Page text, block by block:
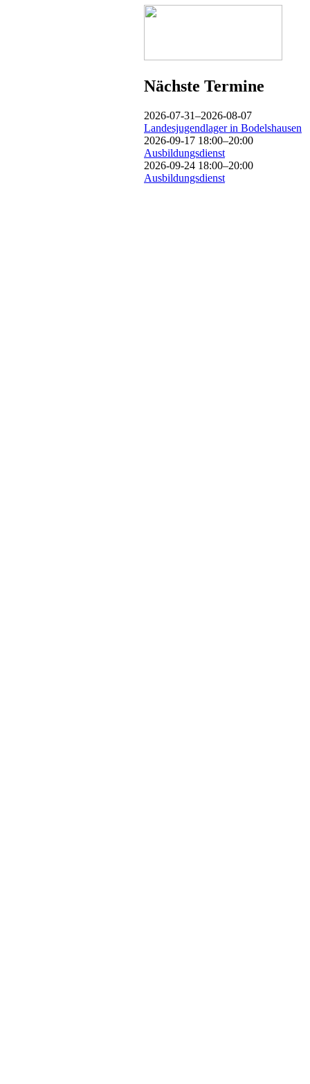
Nächste Termine
2026-07-31–2026-08-07
Landesjugendlager in Bodelshausen
2026-09-17 18:00–20:00
Ausbildungsdienst
2026-09-24 18:00–20:00
Ausbildungsdienst